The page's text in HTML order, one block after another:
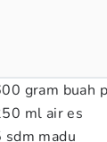
gram buah
ml air es
sdm madu